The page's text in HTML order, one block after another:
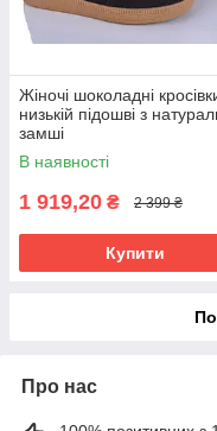
Жіночі шоколадні
низькій підошві з
замші
В наявності
1 919,20 ₴ 2 399 ₴
Купити
Про нас